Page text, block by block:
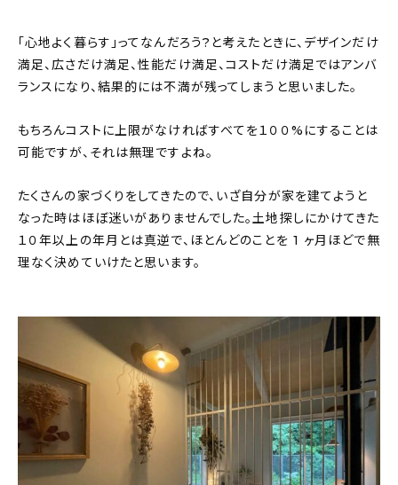
「心地よく暮らす」ってなんだろう?と考えたときに、デザインだけ
満足、広さだけ満足、性能だけ満足、コストだけ満足ではアンバ
ランスになり、結果的には不満が残ってしまうと思いました。
もちろんコストに上限がなければすべてを１００%にすることは
可能ですが、それは無理ですよね。
たくさんの家づくりをしてきたので、いざ自分が家を建てようと
なった時はほぼ迷いがありませんでした。土地探しにかけてきた
１０年以上の年月とは真逆で、ほとんどのことを 1 ヶ月ほどで無
理なく決めていけたと思います。